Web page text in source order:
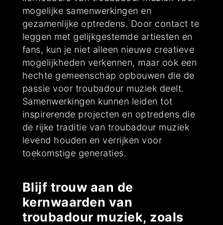
mogelijke samenwerkingen en
gezamenlijke optredens. Door contact te
leggen met gelijkgestemde artiesten en
fans, kun je niet alleen nieuwe creatieve
mogelijkheden verkennen, maar ook een
hechte gemeenschap opbouwen die de
passie voor troubadour muziek deelt.
Samenwerkingen kunnen leiden tot
inspirerende projecten en optredens die
de rijke traditie van troubadour muziek
levend houden en verrijken voor
toekomstige generaties.
Blijf trouw aan de
kernwaarden van
troubadour muziek, zoals